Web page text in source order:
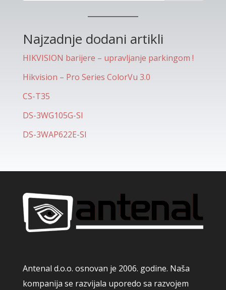
Najzadnje dodani artikli
HIKVISION barijere – upravljanje parkingom !
Hikvision – Pro Series ColorVu 3.0
CS-T35
DS-3WG105G-SI
DS-3WAP622E-SI
Antenal d.o.o. osnovan je 2006. godine. Naša
kompanija se razvijala uporedo sa razvojem